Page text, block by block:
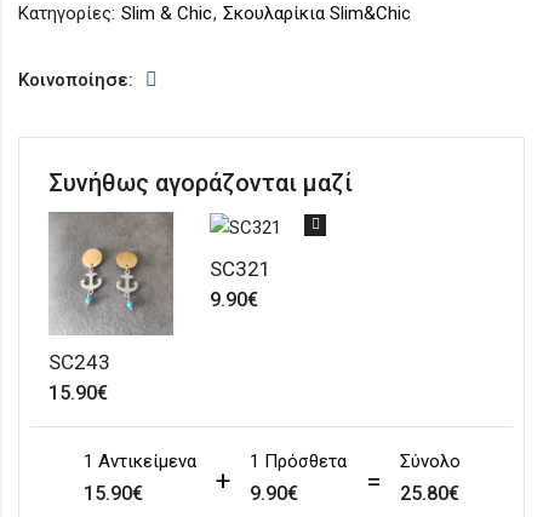
Κατηγορίες: Slim & Chic, Σκουλαρίκια Slim&Chic
Κοινοποίησε:
Συνήθως αγοράζονται μαζί
SC243
15.90€
SC321
9.90€
1 Aντικείμενα
15.90€
1 Πρόσθετα
9.90€
Σύνολο
25.80€